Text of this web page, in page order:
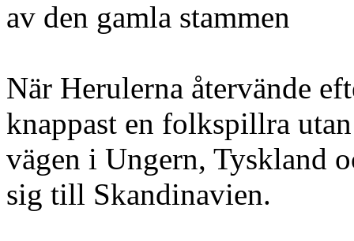
av den gamla stammen
När Herulerna återvände
knappast en folkspillra
vägen i Ungern, Tyskland
sig till Skandinavien.